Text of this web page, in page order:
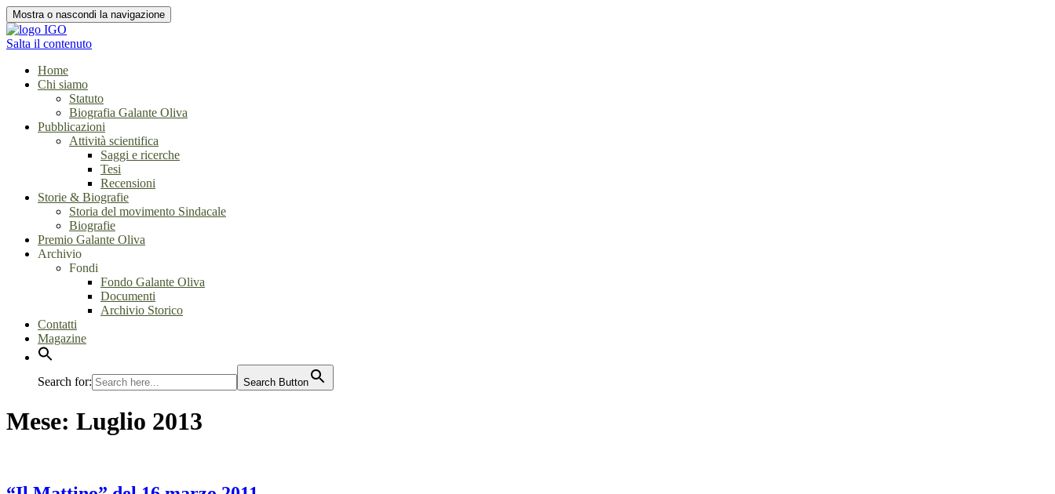
Mostra o nascondi la navigazione
Salta il contenuto
Home
Chi siamo
Statuto
Biografia Galante Oliva
Pubblicazioni
Attività scientifica
Saggi e ricerche
Tesi
Recensioni
Storie & Biografie
Storia del movimento Sindacale
Biografie
Premio Galante Oliva
Archivio
Fondi
Fondo Galante Oliva
Documenti
Archivio Storico
Contatti
Magazine
Search for: Search Button
Mese: Luglio 2013